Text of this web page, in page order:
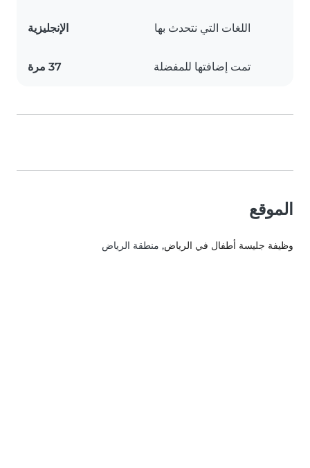
اللغات التي نتحدث بها الإنجليزية
تمت إضافتها للمفضلة 37 مرة
الموقع
وظيفة جليسة أطفال في الرياض, منطقة الرياض‎